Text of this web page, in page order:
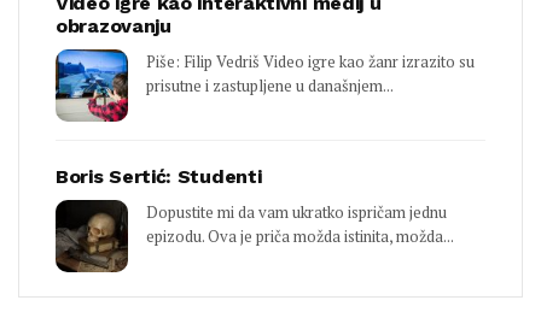
obrazovanju
Piše: Filip Vedriš Video igre kao žanr izrazito su
prisutne i zastupljene u današnjem...
Boris Sertić: Studenti
Dopustite mi da vam ukratko ispričam jednu
epizodu. Ova je priča možda istinita, možda...